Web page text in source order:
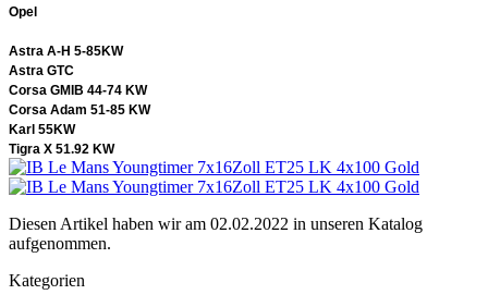
Opel
Astra A-H 5-85KW
Astra GTC
Corsa GMIB 44-74 KW
Corsa Adam 51-85 KW
Karl 55KW
Tigra X 51.92 KW
Diesen Artikel haben wir am 02.02.2022 in unseren Katalog
aufgenommen.
Kategorien